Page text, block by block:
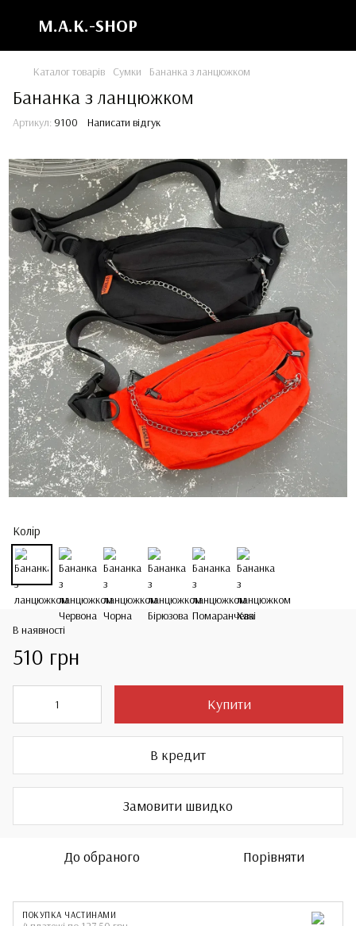
M.A.K.-SHOP
Каталог товарів Сумки Бананка з ланцюжком
Бананка з ланцюжком
Артикул: 9100 Написати відгук
Колір
В наявності
510 грн
Купити
В кредит
Замовити швидко
До обраного Порівняти
ПОКУПКА ЧАСТИНАМИ